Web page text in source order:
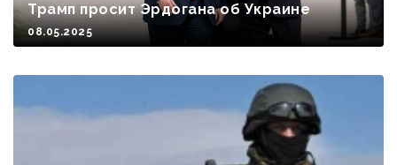
Трамп просит Эрдогана об Украине
08.05.2025